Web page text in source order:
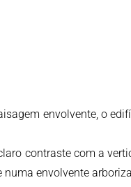
envolvente, o
contraste com a
envolvente